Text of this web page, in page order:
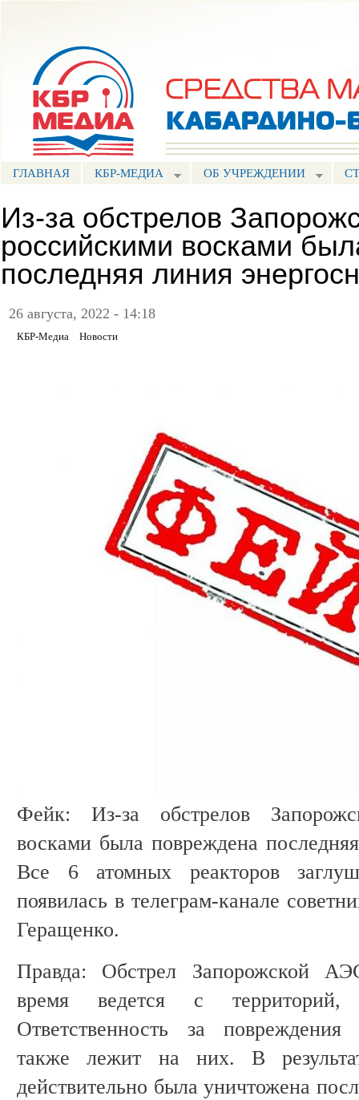
ГЛАВНАЯ КБР-МЕДИА ОБ УЧРЕЖДЕНИИ
Из-за обстрелов
российскими восками
последняя линия
26 августа, 2022 - 14:18
КБР-Медиа Новости
Фейк: Из-за обстрелов
восками была повреждена
Все 6 атомных реакторов
появилась в телеграм-канале
Геращенко.
Правда: Обстрел Запорожской
время ведется с территорий,
Ответственность за
также лежит на них. В
действительно была уничтожена